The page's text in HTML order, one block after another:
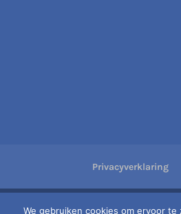
Privacyverklaring
We gebruiken cookies om ervoor